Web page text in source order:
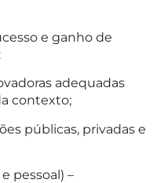
e ganho de
adequadas
contexto;
públicas, privadas e
pessoal) –